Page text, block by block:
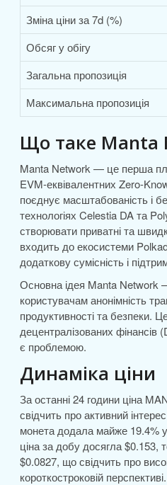
Зміна ціни за 7d (%)
Обсяг у обігу
Загальна пропозиція
Максимальна пропозиція
Що таке Manta
Manta Network — це перша
EVM-еквівалентних Zero-
поєднує масштабованість і
технологіях Celestia DA та
створювати приватні та
входить до екосистеми
додаткову сумісність і
Основна ідея Manta Network
користувачам анонімність
продуктивності та безпеки.
децентралізованих фінансів
є проблемою.
Динаміка ціни
За останні 24 години ціна
свідчить про активний
монета додала майже 19.4%
ціна за добу досягла $0.153,
$0.0827, що свідчить про
короткостроковій перспективі.